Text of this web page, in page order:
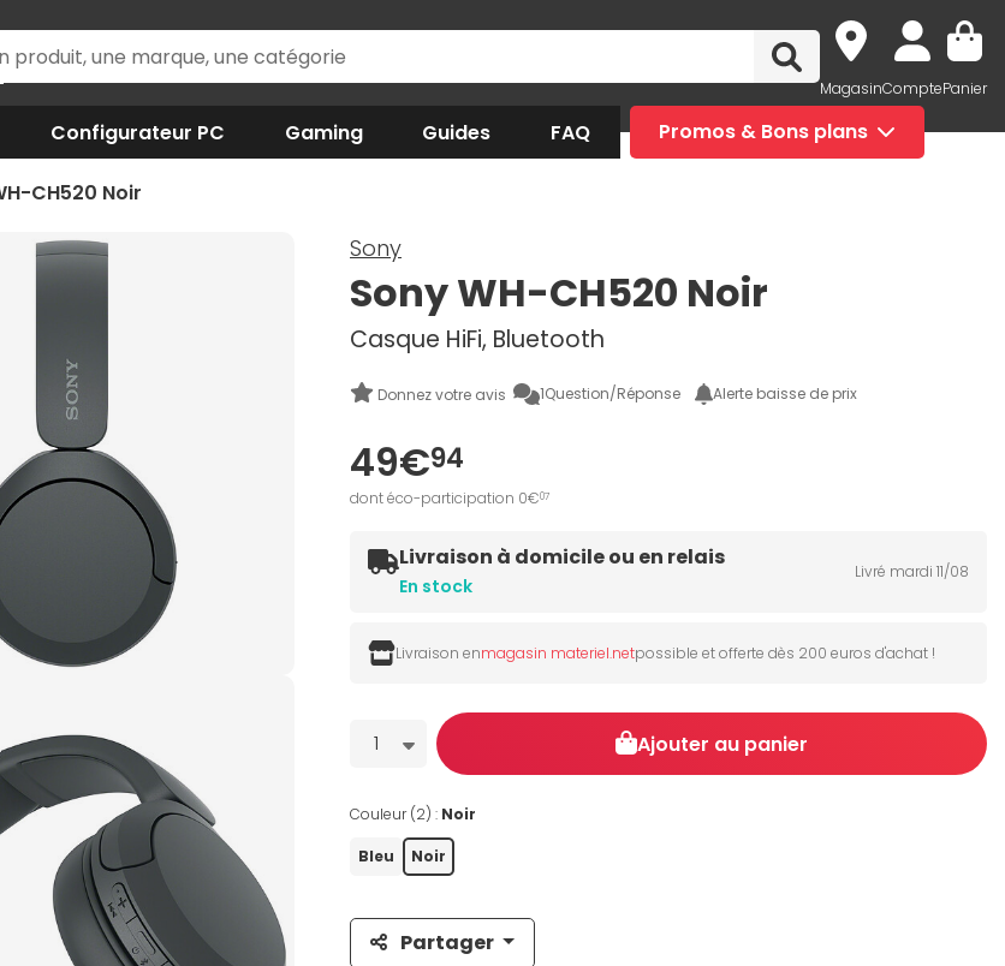
MagasinComptePanier
Configurateur PC Gaming Guides FAQ Promos & Bons plans
CH520 Noir
Sony
Sony WH-CH520 Noir
Casque HiFi, Bluetooth
Donnez votre avis 1Question/Réponse Alerte baisse de prix
49€94
dont éco-participation 0€07
Livraison à domicile ou en relais
En stock
Livré mardi 11/08
Livraison enmagasin materiel.netpossible et offerte dès 200 euros d'achat !
Quantité
1 Ajouter au panier
Couleur (2) : Noir
Bleu Noir
Partager